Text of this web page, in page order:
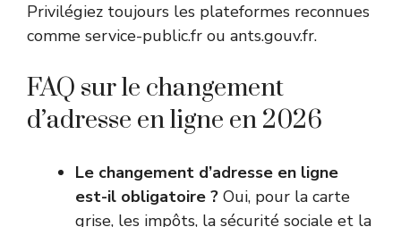
Privilégiez toujours les plateformes reconnues
comme service-public.fr ou ants.gouv.fr.
FAQ sur le changement
d’adresse en ligne en 2026
Le changement d’adresse en ligne
est-il obligatoire ? Oui, pour la carte
grise, les impôts, la sécurité sociale et la